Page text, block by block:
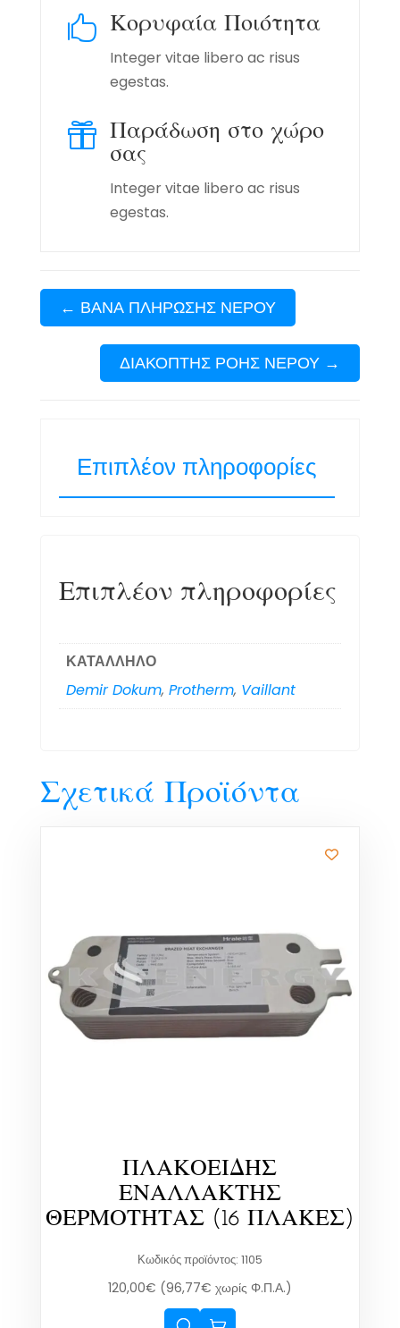
 Κορυφαία Ποιότητα
Integer vitae libero ac risus
egestas.
 Παράδωση στο χώρο
σας
Integer vitae libero ac risus
egestas.
← ΒΑΝΑ ΠΛΗΡΩΣΗΣ ΝΕΡΟΥ
ΔΙΑΚΟΠΤΗΣ ΡΟΗΣ ΝΕΡΟΥ →
Επιπλέον πληροφορίες
Επιπλέον πληροφορίες
ΚΑΤΑΛΛΗΛΟ
Demir Dokum, Protherm, Vaillant
Σχετικά Προϊόντα
ΠΛΑΚΟΕΙΔΗΣ
ΕΝΑΛΛΑΚΤΗΣ
ΘΕΡΜΟΤΗΤΑΣ (16 ΠΛΑΚΕΣ)
Κωδικός προϊόντος: 1105
120,00€ (96,77€ χωρίς Φ.Π.Α.)